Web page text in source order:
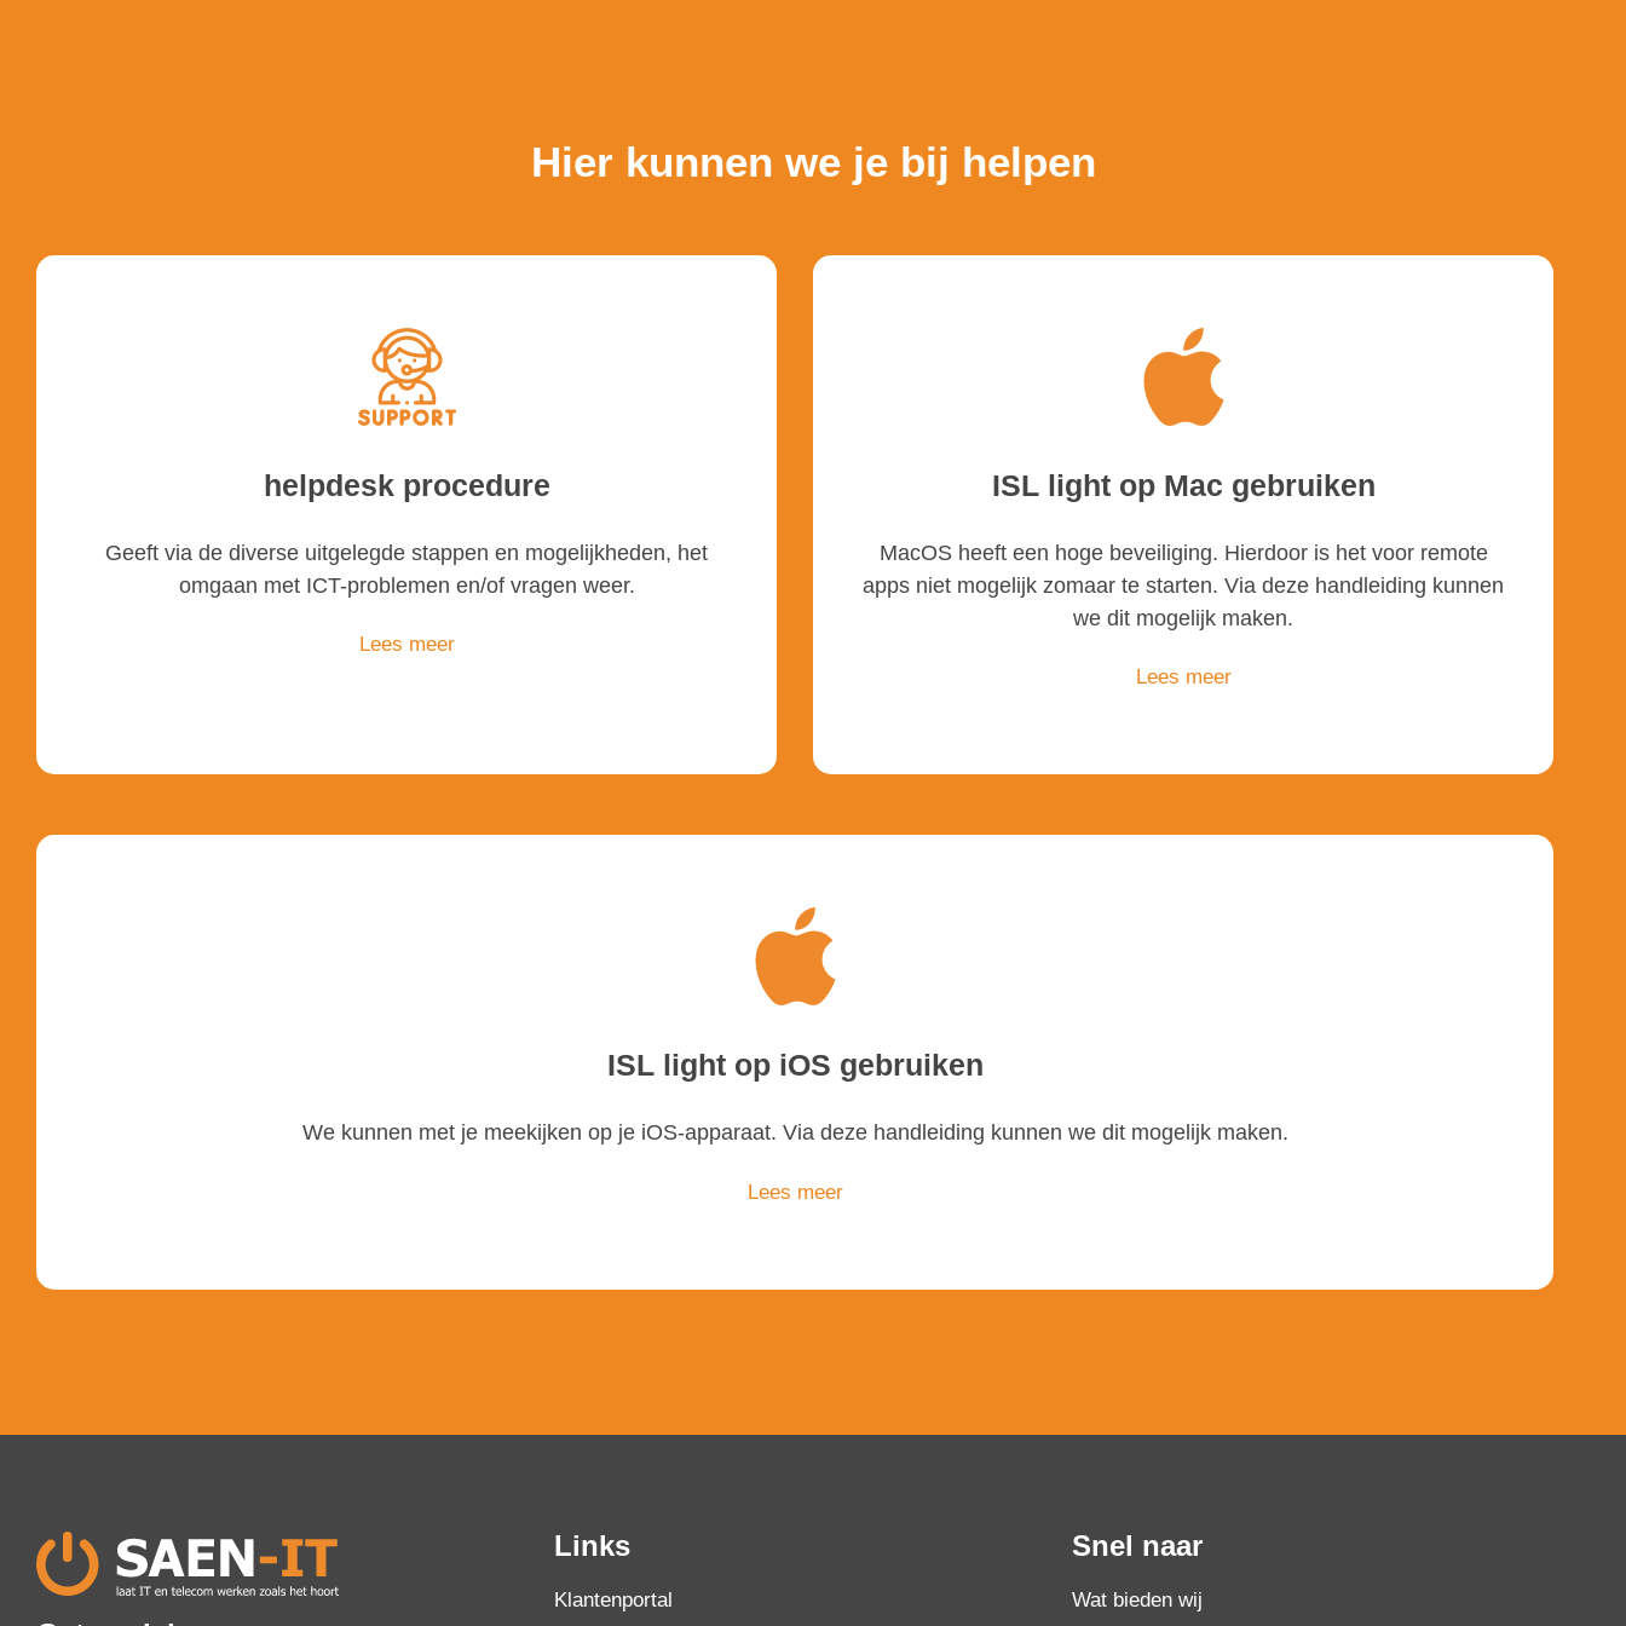
Hier kunnen we je bij helpen
helpdesk procedure
Geeft via de diverse uitgelegde stappen en mogelijkheden, het
omgaan met ICT-problemen en/of vragen weer.
Lees meer
ISL light op Mac gebruiken
MacOS heeft een hoge beveiliging. Hierdoor is het voor remote
apps niet mogelijk zomaar te starten. Via deze handleiding kunnen
we dit mogelijk maken.
Lees meer
ISL light op iOS gebruiken
We kunnen met je meekijken op je iOS-apparaat. Via deze handleiding kunnen we dit mogelijk maken.
Lees meer
Links
Klantenportal
Snel naar
Wat bieden wij